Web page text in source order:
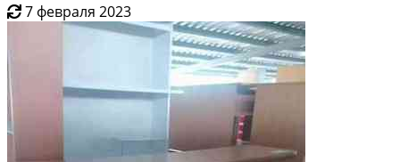
7 февраля 2023